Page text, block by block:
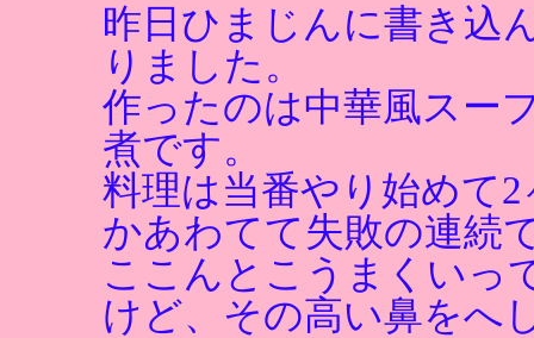
昨日ひまじんに書き込
りました。
作ったのは中華風スー
煮です。
料理は当番やり始めて
かあわてて失敗の連続
ここんとこうまくいっ
けど、その高い鼻をへ